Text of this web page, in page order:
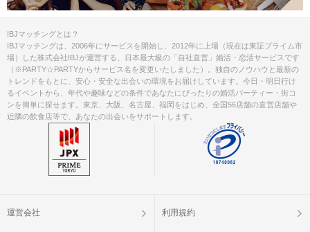
IBJマッチングとは？
IBJマッチングは、2006年にサービスを開始し、2012年に上場（現在は東証プライム市
場）した株式会社IBJが運営する、日本最大級の「自社直営」婚活・恋活サービスです
（※PARTY☆PARTYからサービス名を変更いたしました）。独自のノウハウと最新の
トレンドをもとに、安心・安全な出会いの環境をお届けしています。今日・明日行け
るイベントから、年代や趣味などの条件であなたにぴったりの婚活パーティー・街コ
ンを簡単に探せます。東京、大阪、名古屋、福岡をはじめ、全国56店舗の直営店舗や
近隣の飲食店等で、あなたの出会いをサポートします。
運営会社 利用規約